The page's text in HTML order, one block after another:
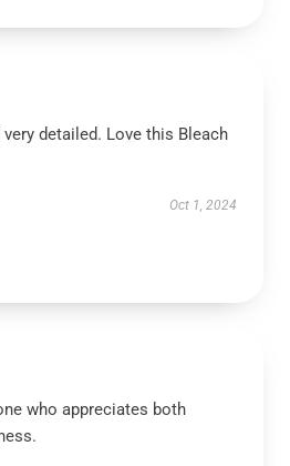
detailed. Love this Bleach
Oct 1, 2024
who appreciates both